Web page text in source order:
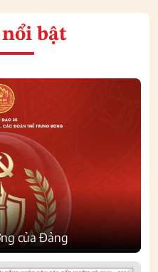
bật
của Đảng